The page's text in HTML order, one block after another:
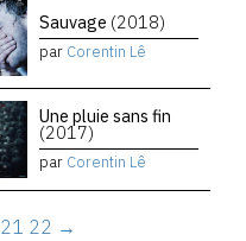
Sauvage (2018)
par Corentin Lê
Une pluie sans fin
(2017)
par Corentin Lê
21 22 →